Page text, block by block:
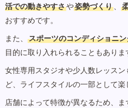
活での動きやすさや姿勢づくり 、
おすすめです。
また、
スポーツのコンディショニ
目的に取り入れられることもありま
女性専用スタジオや少人数レッス
ど、ライフスタイルの一部として楽
店舗によって特徴が異なるため、